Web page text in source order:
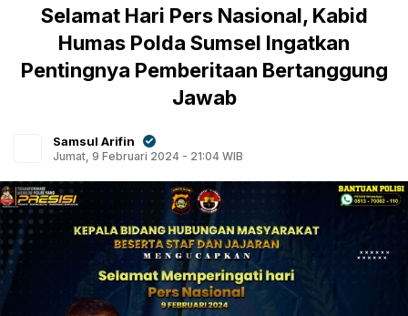
Selamat Hari Pers Nasional, Kabid
Humas Polda Sumsel Ingatkan
Pentingnya Pemberitaan Bertanggung
Jawab
Samsul Arifin
Jumat, 9 Februari 2024 - 21:04 WIB